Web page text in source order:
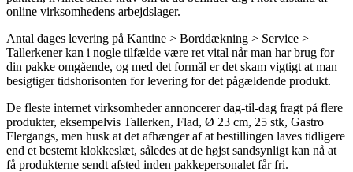
online virksomhedens arbejdslager.
Antal dages levering på Kantine > Borddækning > Service >
Tallerkener kan i nogle tilfælde være ret vital når man har brug for
din pakke omgående, og med det formål er det skam vigtigt at man
besigtiger tidshorisonten for levering for det pågældende produkt.
De fleste internet virksomheder annoncerer dag-til-dag fragt på flere
produkter, eksempelvis Tallerken, Flad, Ø 23 cm, 25 stk, Gastro
Flergangs, men husk at det afhænger af at bestillingen laves tidligere
end et bestemt klokkeslæt, således at de højst sandsynligt kan nå at
få produkterne sendt afsted inden pakkepersonalet får fri.